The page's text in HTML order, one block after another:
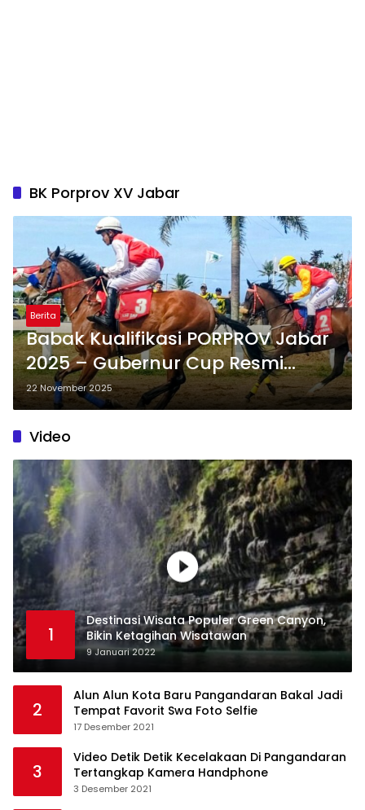
BK Porprov XV Jabar
Berita
Babak Kualifikasi PORPROV Jabar
2025 – Gubernur Cup Resmi
Digelar di Pangandaran
22 November 2025
Video
1
Destinasi Wisata Populer Green Canyon,
Bikin Ketagihan Wisatawan
9 Januari 2022
2
Alun Alun Kota Baru Pangandaran Bakal Jadi
Tempat Favorit Swa Foto Selfie
17 Desember 2021
3
Video Detik Detik Kecelakaan Di Pangandaran
Tertangkap Kamera Handphone
3 Desember 2021